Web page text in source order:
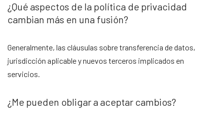
¿Qué aspectos de la política de privacidad
cambian más en una fusión?
Generalmente, las cláusulas sobre transferencia de datos,
jurisdicción aplicable y nuevos terceros implicados en
servicios.
¿Me pueden obligar a aceptar cambios?